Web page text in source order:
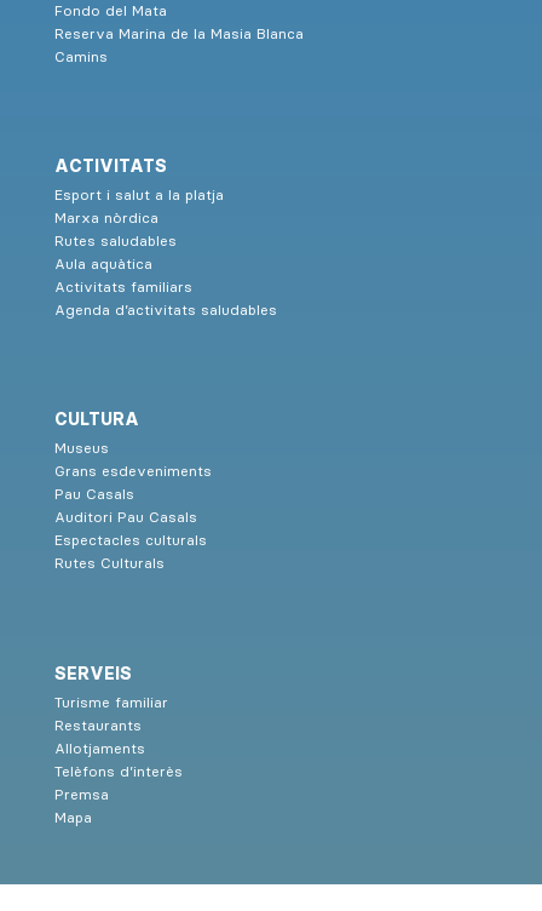
Fondo del Mata
Reserva Marina de la Masia Blanca
Camins
ACTIVITATS
Esport i salut a la platja
Marxa nòrdica
Rutes saludables
Aula aquàtica
Activitats familiars
Agenda d’activitats saludables
CULTURA
Museus
Grans esdeveniments
Pau Casals
Auditori Pau Casals
Espectacles culturals
Rutes Culturals
SERVEIS
Turisme familiar
Restaurants
Allotjaments
Telèfons d’interès
Premsa
Mapa